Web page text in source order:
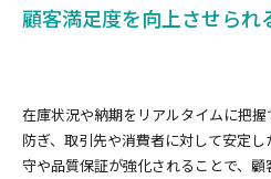
顧客満足度を向上させられ
在庫状況や納期をリアルタイムに把
防ぎ、取引先や消費者に対して安定
守や品質保証が強化されることで、